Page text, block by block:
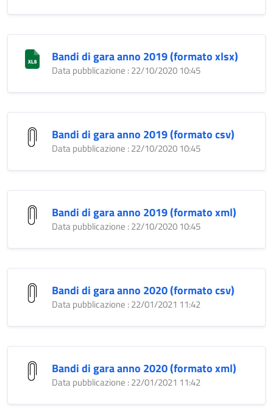
Bandi di gara anno 2019 (formato xlsx)
Data pubblicazione : 22/10/2020 10:45
Bandi di gara anno 2019 (formato csv)
Data pubblicazione : 22/10/2020 10:45
Bandi di gara anno 2019 (formato xml)
Data pubblicazione : 22/10/2020 10:45
Bandi di gara anno 2020 (formato csv)
Data pubblicazione : 22/01/2021 11:42
Bandi di gara anno 2020 (formato xml)
Data pubblicazione : 22/01/2021 11:42